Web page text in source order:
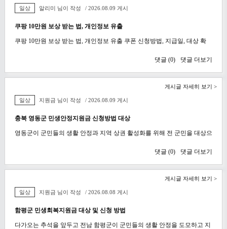
일상 알리미 님이 작성 / 2026.08.09 게시
쿠팡 10만원 보상 받는 법, 개인정보 유출
쿠팡 10만원 보상 받는 법, 개인정보 유출 쿠폰 신청방법, 지급일, 대상 확
댓글 더보기
댓글 (0)
일상 지원금 님이 작성 / 2026.08.09 게시
충북 영동군 민생안정지원금 신청방법 대상
영동군이 군민들의 생활 안정과 지역 상권 활성화를 위해 전 군민을 대상으
댓글 더보기
댓글 (0)
게시글 자세히 보기 >
일상 지원금 님이 작성 / 2026.08.08 게시
함평군 민생회복지원금 대상 및 신청 방법
다가오는 추석을 앞두고 전남 함평군이 군민들의 생활 안정을 도모하고 지
게시글 자세히 보기 >